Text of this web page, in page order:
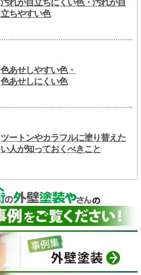
汚れが目立ちにくい色・汚れが目
立ちやすい色
色あせしやすい色・
色あせしにくい色
ツートンやカラフルに塗り替えた
い人が知っておくべきこと